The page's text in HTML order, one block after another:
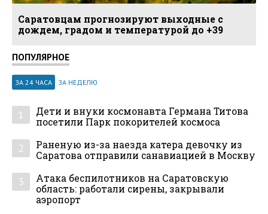
Саратовцам прогнозируют выходные с
дождем, градом и температурой до +39
ПОПУЛЯРНОЕ
ЗА 24 ЧАСА ЗА НЕДЕЛЮ
1
Дети и внуки космонавта Германа Титова
посетили Парк покорителей космоса
2
Раненую из-за наезда катера девочку из
Саратова отправили санавиацией в Москву
3
Атака беспилотников на Саратовскую
область: работали сирены, закрывали
аэропорт